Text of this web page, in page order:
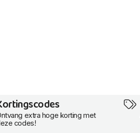
extra hoge korting met
codes!